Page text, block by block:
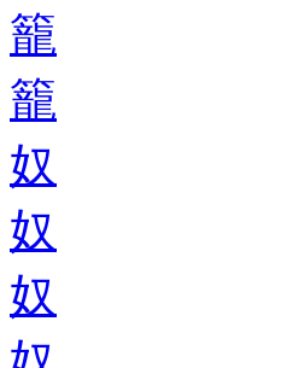
籠
籠
奴
奴
奴